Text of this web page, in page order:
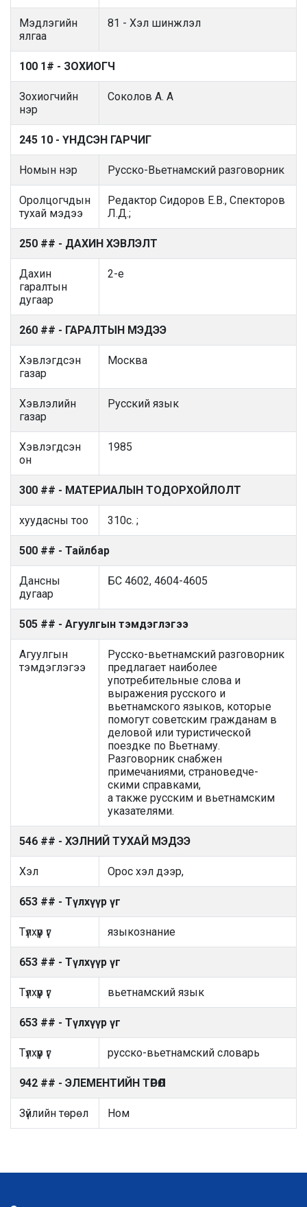
Мэдлэгийн
ялгаа
81 - Хэл шинжлэл
100 1# - ЗОХИОГЧ
Зохиогчийн
нэр
Соколов А. А
245 10 - ҮНДСЭН ГАРЧИГ
Номын нэр Русско-Вьетнамский разговорник
Оролцогчдын
тухай мэдээ
Редактор Сидоров Е.В., Спекторов
Л.Д.;
250 ## - ДАХИН ХЭВЛЭЛТ
Дахин
гаралтын
дугаар
2-е
260 ## - ГАРАЛТЫН МЭДЭЭ
Хэвлэгдсэн
газар
Москва
Хэвлэлийн
газар
Русский язык
Хэвлэгдсэн
он
1985
300 ## - МАТЕРИАЛЫН ТОДОРХОЙЛОЛТ
хуудасны тоо 310с. ;
500 ## - Тайлбар
Дансны
дугаар
БС 4602, 4604-4605
505 ## - Агуулгын тэмдэглэгээ
Агуулгын
тэмдэглэгээ
Русско-вьетнамский разговорник
предлагает наиболее
употребительные слова и
выражения русского и
вьетнамского языков, которые
помогут советским гражданам в
деловой или туристической
поездке по Вьетнаму.
Разговорник снабжен
примечаниями, страноведче-
скими справками,
а также русским и вьетнамским
указателями.
546 ## - ХЭЛНИЙ ТУХАЙ МЭДЭЭ
Хэл Орос хэл дээр,
653 ## - Түлхүүр үг
Түлхүүр үг языкознание
653 ## - Түлхүүр үг
Түлхүүр үг вьетнамский язык
653 ## - Түлхүүр үг
Түлхүүр үг русско-вьетнамский словарь
942 ## - ЭЛЕМЕНТИЙН ТӨРӨЛ
Зүйлийн төрөл Ном